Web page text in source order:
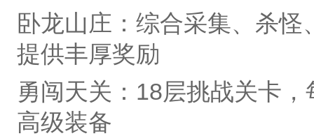
卧龙山庄‌：综合采集、杀
提供丰厚奖励
勇闯天关‌：18层挑战关卡
高级装备